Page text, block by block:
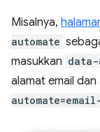
Misalnya,
automate
masukkan data-
alamat email dan